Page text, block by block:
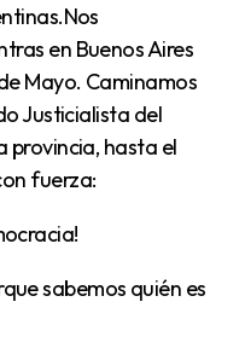
en Buenos Aires
Mayo. Caminamos
Justicialista del
provincia, hasta el
fuerza: